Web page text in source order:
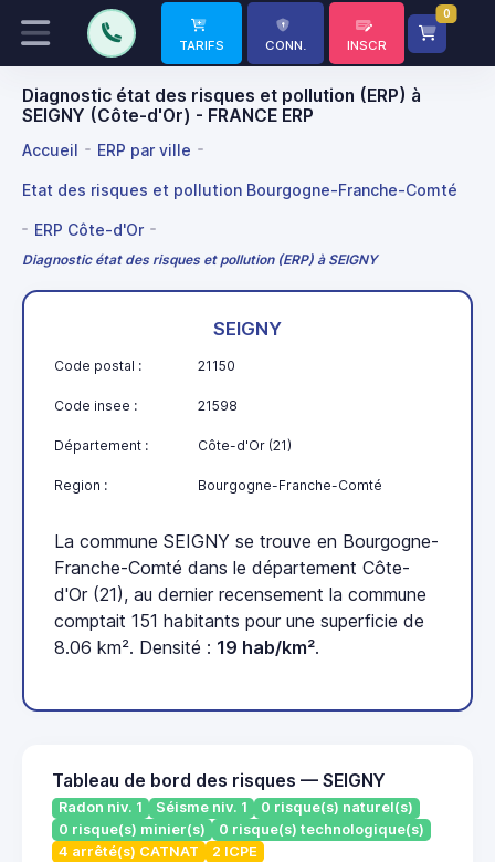
TARIFS CONN. INSCR
0
Diagnostic état des risques et pollution (ERP) à
SEIGNY (Côte-d'Or) - FRANCE ERP
Accueil ERP par ville
Etat des risques et pollution Bourgogne-Franche-Comté
ERP Côte-d'Or
Diagnostic état des risques et pollution (ERP) à SEIGNY
SEIGNY
Code postal : 21150
Code insee : 21598
Département : Côte-d'Or (21)
Region : Bourgogne-Franche-Comté
La commune SEIGNY se trouve en Bourgogne-
Franche-Comté dans le département Côte-
d'Or (21), au dernier recensement la commune
comptait 151 habitants pour une superficie de
8.06 km². Densité : 19 hab/km².
Tableau de bord des risques — SEIGNY
Radon niv. 1 Séisme niv. 1
0 risque(s) naturel(s)
0 risque(s) minier(s)
0 risque(s) technologique(s)
4 arrêté(s) CATNAT
2 ICPE